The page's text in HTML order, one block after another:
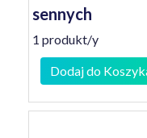
sennych
1 produkt/y
Dodaj do